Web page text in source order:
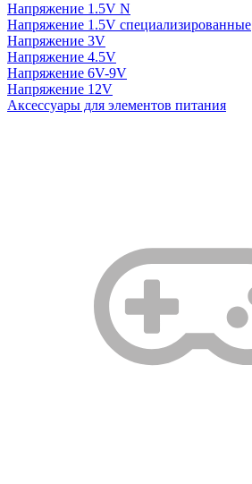
Напряжение 1.5V N
Напряжение 1.5V специализированные
Напряжение 3V
Напряжение 4.5V
Напряжение 6V-9V
Напряжение 12V
Аксессуары для элементов питания